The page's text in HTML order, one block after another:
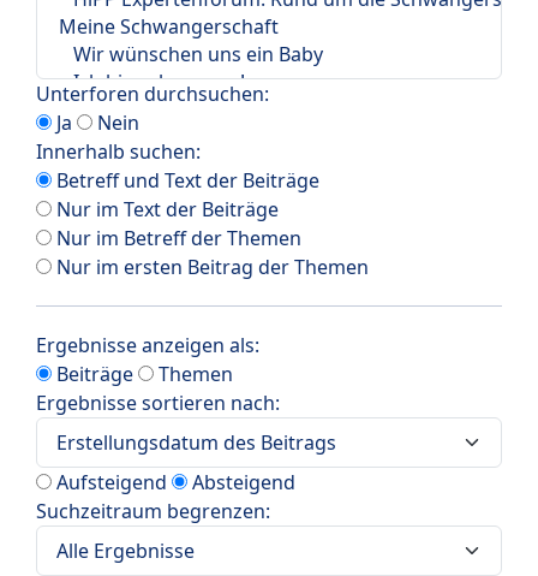
Unterforen durchsuchen:
Ja
Nein
Innerhalb suchen:
Betreff und Text der Beiträge
Nur im Text der Beiträge
Nur im Betreff der Themen
Nur im ersten Beitrag der Themen
Ergebnisse anzeigen als:
Beiträge
Themen
Ergebnisse sortieren nach:
Aufsteigend
Absteigend
Suchzeitraum begrenzen: